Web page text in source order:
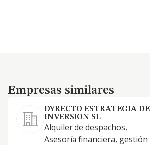
Empresas similares
Empresas similares
DYRECTO ESTRATEGIA DE
INVERSION SL
Alquiler de despachos,
Asesoría financiera, gestión